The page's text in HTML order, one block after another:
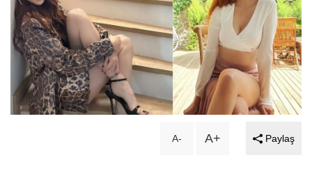
A- A+ Paylaş